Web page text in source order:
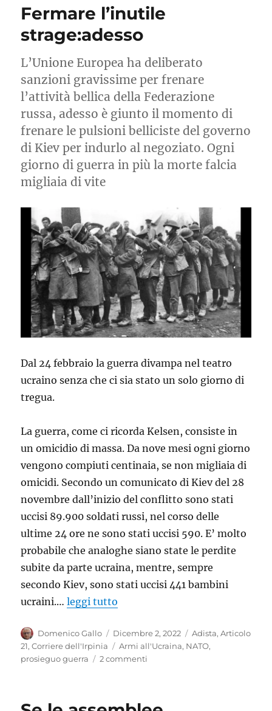
sul
occidentale
Fermare l’inutile
strage:adesso
L’Unione Europea ha deliberato
sanzioni gravissime per frenare
l’attività bellica della Federazione
russa, adesso è giunto il momento di
frenare le pulsioni belliciste del governo
di Kiev per indurlo al negoziato. Ogni
giorno di guerra in più la morte falcia
migliaia di vite
Dal 24 febbraio la guerra divampa nel teatro
ucraino senza che ci sia stato un solo giorno di
tregua.
La guerra, come ci ricorda Kelsen, consiste in
un omicidio di massa. Da nove mesi ogni giorno
vengono compiuti centinaia, se non migliaia di
omicidi. Secondo un comunicato di Kiev del 28
novembre dall’inizio del conflitto sono stati
uccisi 89.900 soldati russi, nel corso delle
ultime 24 ore ne sono stati uccisi 590. E’ molto
probabile che analoghe siano state le perdite
subite da parte ucraina, mentre, sempre
secondo Kiev, sono stati uccisi 441 bambini
ucraini.…leggi tutto
Autore
Domenico Gallo
Pubblicato
il
Dicembre 2, 2022 Categorie
Adista,Articolo
21,Corriere dell'Irpinia Tag
Armi all'Ucraina, NATO,
prosieguo guerra
2 commenti